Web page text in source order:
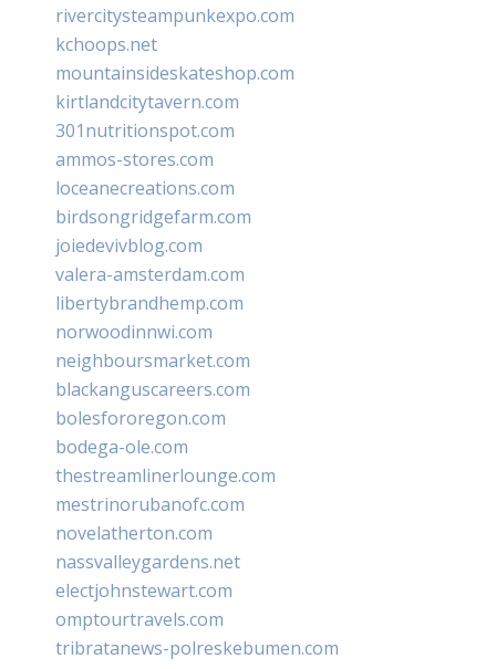
rivercitysteampunkexpo.com
kchoops.net
mountainsideskateshop.com
kirtlandcitytavern.com
301nutritionspot.com
ammos-stores.com
loceanecreations.com
birdsongridgefarm.com
joiedevivblog.com
valera-amsterdam.com
libertybrandhemp.com
norwoodinnwi.com
neighboursmarket.com
blackanguscareers.com
bolesfororegon.com
bodega-ole.com
thestreamlinerlounge.com
mestrinorubanofc.com
novelatherton.com
nassvalleygardens.net
electjohnstewart.com
omptourtravels.com
tribratanews-polreskebumen.com